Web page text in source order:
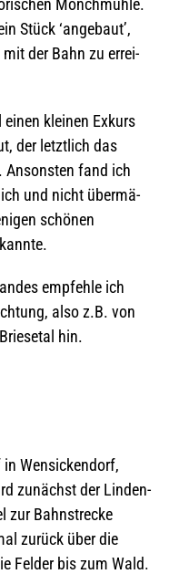
Mönch­mühle.
Stück ‘ange­baut’,
der Bahn zu errei­
klei­nen Exkurs
der letzt­lich das
Ansons­ten fand ich
und nicht über­mä­
schö­nen
emp­fehle ich
also z.B. von
hin.
Wen­si­cken­dorf,
zunächst der Lin­den­
zur Bahn­stre­cke
zurück über die
Fel­der bis zum Wald.